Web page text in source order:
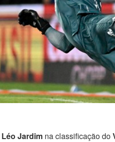
Léo Jardim na classificação do